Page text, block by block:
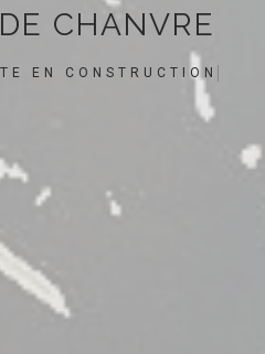
CHANVRE
EN CONSTRUCTION